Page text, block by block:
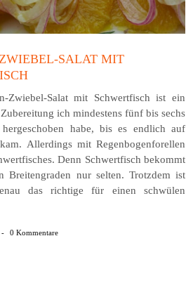
SALAT MIT
Zwiebel-Salat mit Schwertfisch ist ein
ich mindestens fünf bis sechs
habe, bis es endlich auf
Allerdings mit Regenbogenforellen
Denn Schwertfisch bekommt
Breitengraden nur selten. Trotzdem ist
das richtige für einen schwülen
- 0 Kommentare